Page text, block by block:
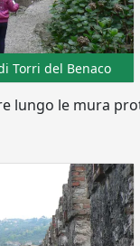
Torri del Benaco
lungo le mura